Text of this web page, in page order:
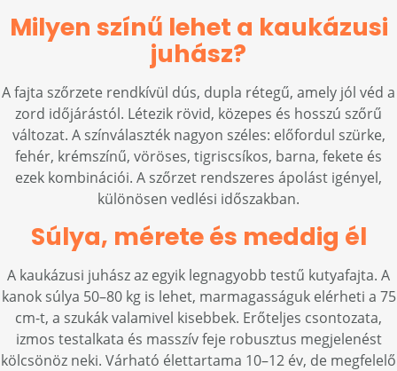
Milyen színű lehet a kaukázusi
juhász?
A fajta szőrzete rendkívül dús, dupla rétegű, amely jól véd a
zord időjárástól. Létezik rövid, közepes és hosszú szőrű
változat. A színválaszték nagyon széles: előfordul szürke,
fehér, krémszínű, vöröses, tigriscsíkos, barna, fekete és
ezek kombinációi. A szőrzet rendszeres ápolást igényel,
különösen vedlési időszakban.
Súlya, mérete és meddig él
A kaukázusi juhász az egyik legnagyobb testű kutyafajta. A
kanok súlya 50–80 kg is lehet, marmagasságuk elérheti a 75
cm-t, a szukák valamivel kisebbek. Erőteljes csontozata,
izmos testalkata és masszív feje robusztus megjelenést
kölcsönöz neki. Várható élettartama 10–12 év, de megfelelő